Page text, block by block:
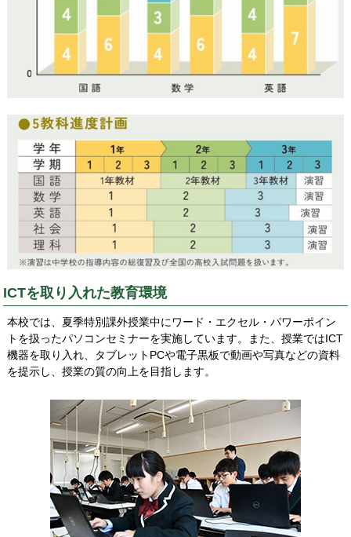
ICTを取り入れた教育環境
本校では、夏季特別課外授業中にワード・エクセル・パワーポイン
トを扱ったパソコンセミナーを実施しています。また、授業ではICT
機器を取り入れ、タブレットPCや電子黒板で動画や写真などの資料
を提示し、授業の質の向上を目指します。